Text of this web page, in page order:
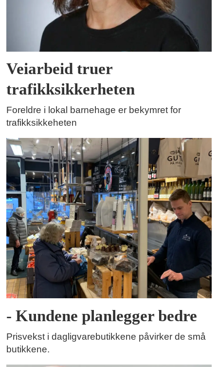
Veiarbeid truer
trafikksikkerheten
Foreldre i lokal barnehage er bekymret for
trafikksikkeheten
- Kundene planlegger bedre
Prisvekst i dagligvarebutikkene påvirker de små
butikkene.